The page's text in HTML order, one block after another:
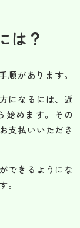
は？
順があります。
になるには、近
始めます。その
支払いいただき
できるようにな
。